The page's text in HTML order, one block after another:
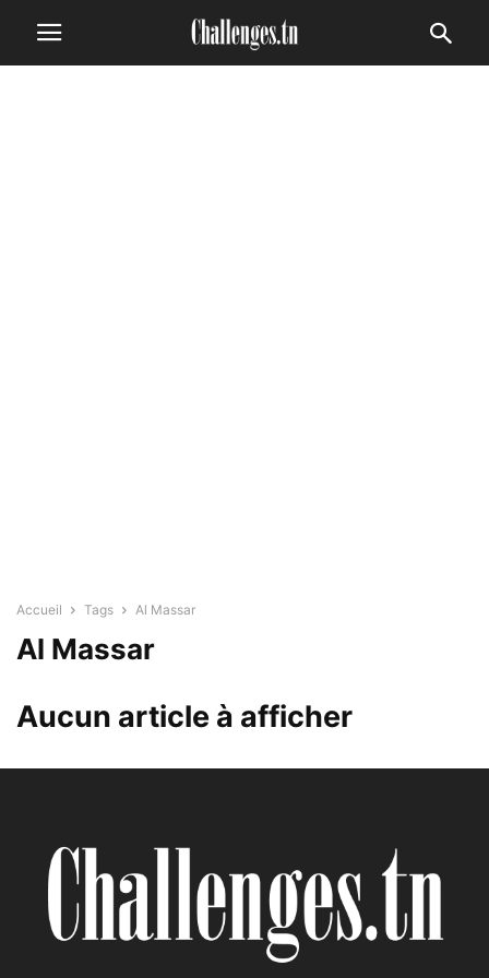
Accueil Tags Al Massar
Al Massar
Aucun article à afficher